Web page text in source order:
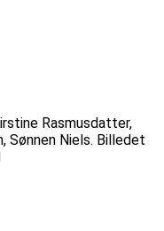
Rasmusdatter,
Sønnen Niels. Billedet